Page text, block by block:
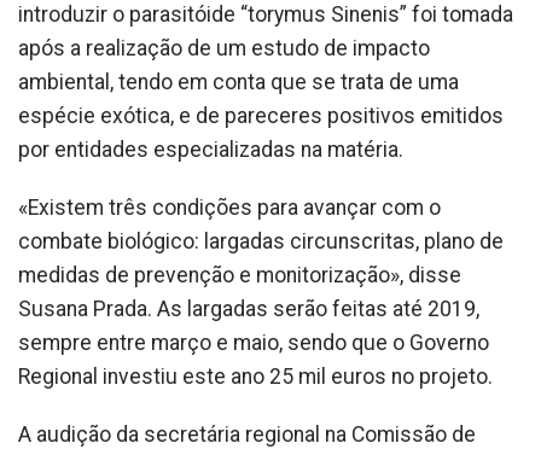
introduzir o parasitóide “torymus Sinenis” foi tomada
após a realização de um estudo de impacto
ambiental, tendo em conta que se trata de uma
espécie exótica, e de pareceres positivos emitidos
por entidades especializadas na matéria.
«Existem três condições para avançar com o
combate biológico: largadas circunscritas, plano de
medidas de prevenção e monitorização», disse
Susana Prada. As largadas serão feitas até 2019,
sempre entre março e maio, sendo que o Governo
Regional investiu este ano 25 mil euros no projeto.
A audição da secretária regional na Comissão de